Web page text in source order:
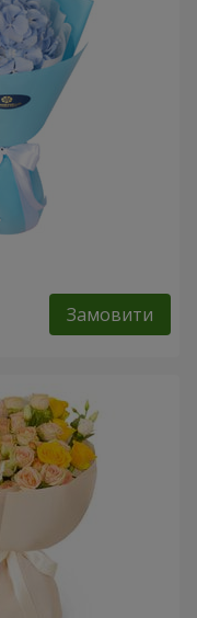
Замовити